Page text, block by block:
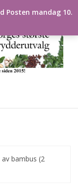
bambus (2
Posten mandag 10.